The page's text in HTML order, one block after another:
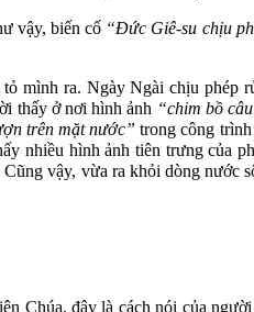
vậy, biến cố “Đức Giê-su chịu
mình ra. Ngày Ngài chịu phép
thấy ở nơi hình ảnh “chim bồ
trên mặt nước” trong công trình
nhiều hình ảnh tiên trưng của
vậy, vừa ra khỏi dòng nước
Chúa, đây là cách nói của